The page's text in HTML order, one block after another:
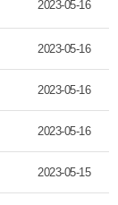
2023-05-16
2023-05-16
2023-05-16
2023-05-16
2023-05-15